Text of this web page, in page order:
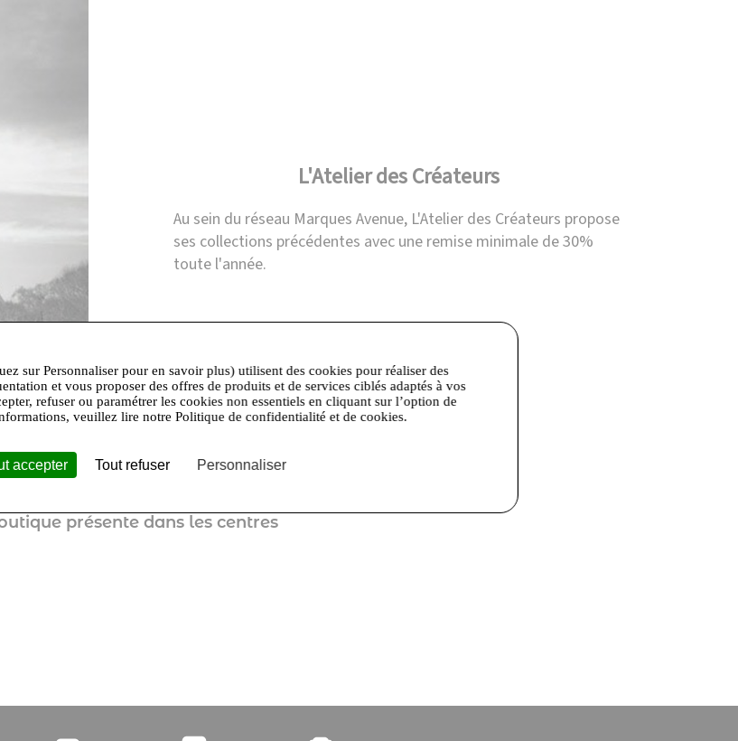
L'Atelier des Créateurs
Au sein du réseau Marques Avenue, L'Atelier des Créateurs propose
ses collections précédentes avec une remise minimale de 30%
toute l'année.
présente dans les centres
sur Personnaliser pour en savoir plus) utilisent des cookies pour réaliser des
et vous proposer des offres de produits et de services ciblés adaptés à vos
refuser ou paramétrer les cookies non essentiels en cliquant sur l’option de
veuillez lire notre Politique de confidentialité et de cookies.
accepter Tout refuser Personnaliser